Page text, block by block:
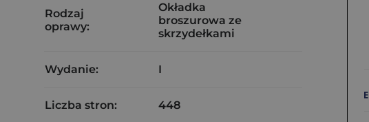
Rodzaj
oprawy:
Okładka
broszurowa ze
skrzydełkami
Wydanie: I
Liczba stron: 448